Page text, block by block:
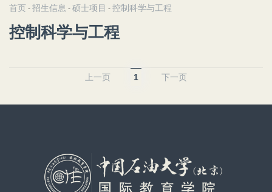
首页 - 招生信息 - 硕士项目 - 控制科学与工程
控制科学与工程
上一页 1 下一页